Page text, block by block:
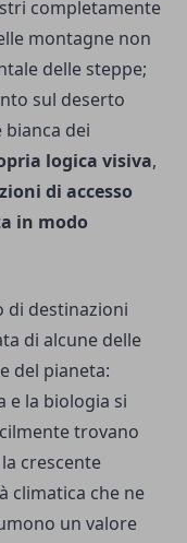
completamente
montagne non
delle steppe;
sul deserto
dei
logica visiva,
di accesso
in modo
di destinazioni
di alcune delle
del pianeta:
e la biologia si
trovano
crescente
climatica che ne
un valore